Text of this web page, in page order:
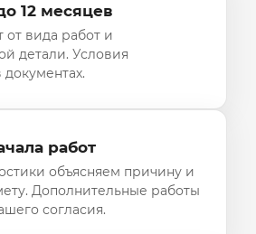
12 месяцев
от вида работ и
детали. Условия
работ
объясняем причину и
Дополнительные работы
согласия.